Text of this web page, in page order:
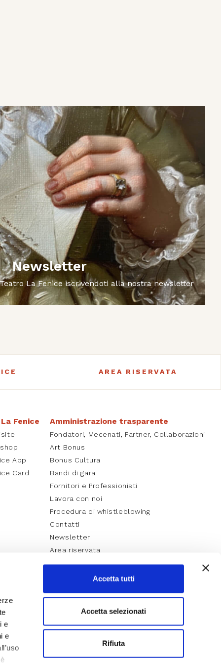
e
e
Accetta tutti
Accetta selezionati
Rifiuta
Newsletter
La Fenice iscrivendoti alla nostra newsletter
AREA RISERVATA
Fenice
App
Card
Amministrazione trasparente
Fondatori, Mecenati, Partner, Collaborazioni
Art Bonus
Bonus Cultura
Bandi di gara
Fornitori e Professionisti
Lavora con noi
Procedura di whistleblowing
Contatti
Newsletter
Area riservata